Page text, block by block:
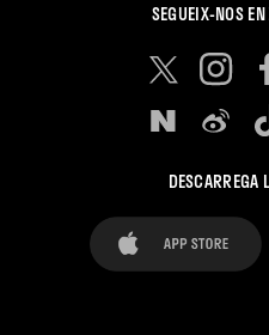
SEGUEIX-NOS
DESCARREGA